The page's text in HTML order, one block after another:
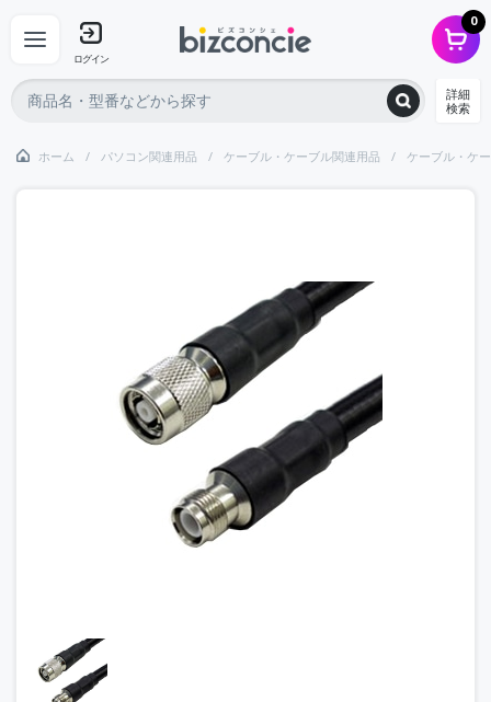
ログイン
0
詳細
検索
ホーム パソコン関連用品 ケーブル・ケーブル関連用品 ケーブル・ケ